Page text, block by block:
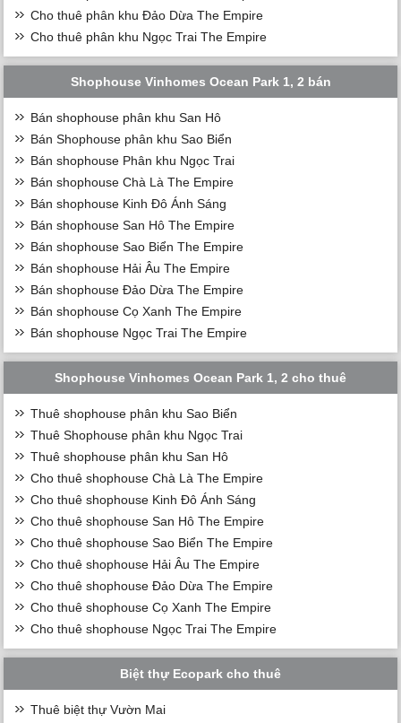
Cho thuê phân khu Đảo Dừa The Empire
Cho thuê phân khu Ngọc Trai The Empire
Shophouse Vinhomes Ocean Park 1, 2 bán
Bán shophouse phân khu San Hô
Bán Shophouse phân khu Sao Biển
Bán shophouse Phân khu Ngọc Trai
Bán shophouse Chà Là The Empire
Bán shophouse Kinh Đô Ánh Sáng
Bán shophouse San Hô The Empire
Bán shophouse Sao Biển The Empire
Bán shophouse Hải Âu The Empire
Bán shophouse Đảo Dừa The Empire
Bán shophouse Cọ Xanh The Empire
Bán shophouse Ngọc Trai The Empire
Shophouse Vinhomes Ocean Park 1, 2 cho thuê
Thuê shophouse phân khu Sao Biển
Thuê Shophouse phân khu Ngọc Trai
Thuê shophouse phân khu San Hô
Cho thuê shophouse Chà Là The Empire
Cho thuê shophouse Kinh Đô Ánh Sáng
Cho thuê shophouse San Hô The Empire
Cho thuê shophouse Sao Biển The Empire
Cho thuê shophouse Hải Âu The Empire
Cho thuê shophouse Đảo Dừa The Empire
Cho thuê shophouse Cọ Xanh The Empire
Cho thuê shophouse Ngọc Trai The Empire
Biệt thự Ecopark cho thuê
Thuê biệt thự Vườn Mai